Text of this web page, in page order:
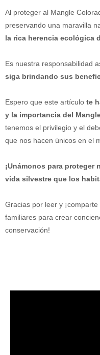
Al proteger al Mangle
preservando una maravilla
la rica herencia ecológica
Es nuestra responsabilidad
siga brindando sus
Espero que este artículo te
y la importancia del
tenemos el privilegio y el
que nos hacen únicos en el
¡Unámonos para proteger
vida silvestre que los
Gracias por leer y
familiares para crear
conservación!